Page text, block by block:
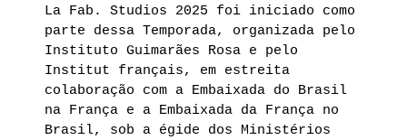
La Fab. Studios 2025 foi iniciado como
parte dessa Temporada, organizada pelo
Instituto Guimarães Rosa e pelo
Institut français, em estreita
colaboração com a Embaixada do Brasil
na França e a Embaixada da França no
Brasil, sob a égide dos Ministérios